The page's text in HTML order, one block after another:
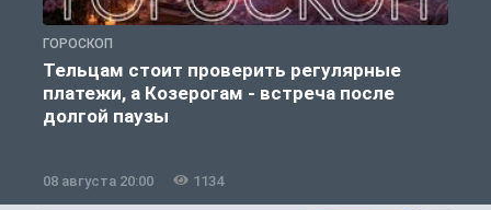
ГОРОСКОП
Тельцам стоит проверить регулярные
платежи, а Козерогам - встреча после
долгой паузы
08 августа 20:00 1134